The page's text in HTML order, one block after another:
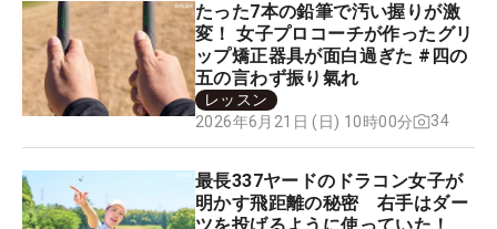
たった7本の鉛筆で汚い握りが激
変！ 女子プロコーチが作ったグリ
ップ矯正器具が面白過ぎた #四の
五の言わず振り氣れ
レッスン
2026年6月21日 (日) 10時00分
34
最長337ヤードのドラコン女子が
明かす飛距離の秘密 右手はダー